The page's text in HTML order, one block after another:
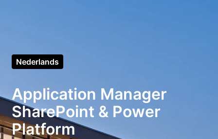
Nederlands
Application Manager
SharePoint & Power
Platform